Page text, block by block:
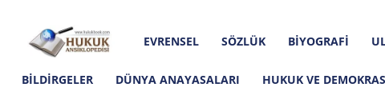
Hukuk
Ansiklopedisi
EVRENSEL SÖZLÜK BIYOGRAFI
BILDIRGELER DÜNYA ANAYASALARI HUKUK VE